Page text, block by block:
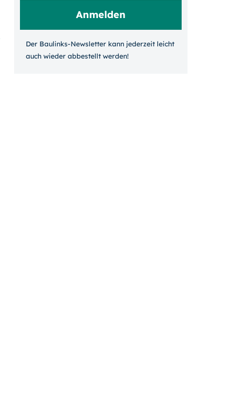
Der Baulinks-Newsletter kann jeder­zeit leicht
auch wieder ab­bestellt werden!